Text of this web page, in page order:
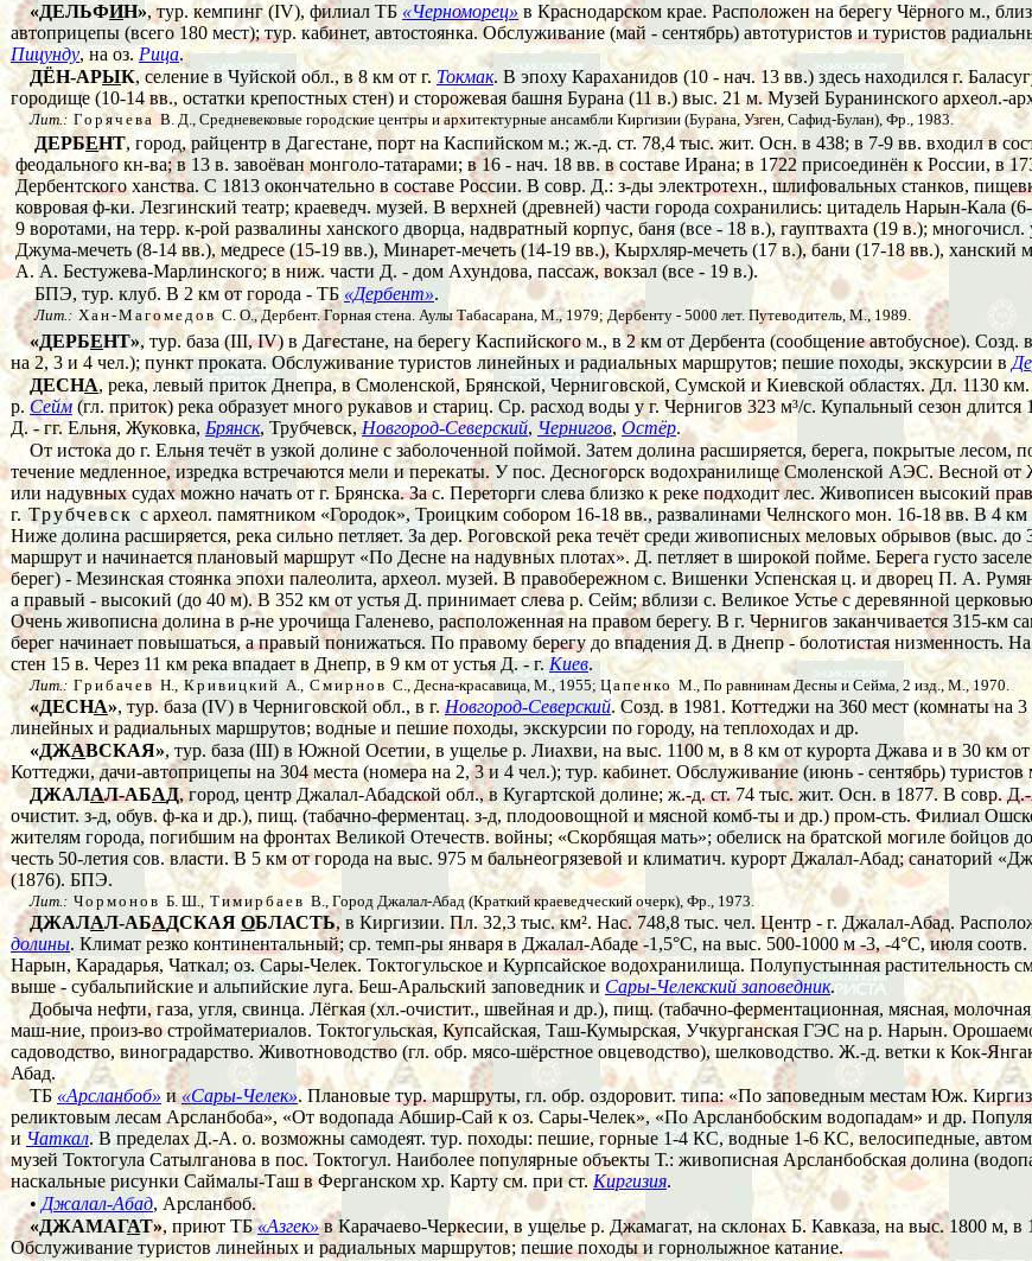
«ДЕЛЬФИН», тур. кемпинг (IV), филиал ТБ «Черноморец»в Краснодарском крае. Расположен на берегу Чёрного м.,
автоприцепы (всего 180 мест); тур. кабинет, автостоянка. Обслуживание (май - сентябрь) автотуристов и туристов
Пицунду, на оз. Рица.
ДЁН-АРЫК, селение в Чуйской обл., в 8 км от г. Токмак. В эпоху Караханидов (10 - нач. 13 вв.) здесь находился г.
городище (10-14 вв., остатки крепостных стен) и сторожевая башня Бурана (11 в.) выс. 21 м. Музей Буранинского археол.-
Лит.: Горячева В. Д., Средневековые городские центры и архитектурные ансамбли Киргизии (Бурана, Узген, Сафид-Булан), Фр., 1983.
ДЕРБЕНТ, город, райцентр в Дагестане, порт на Каспийском м.; ж.-д. ст. 78,4 тыс. жит. Осн. в 438; в 7-9 вв. входил в
феодального кн-ва; в 13 в. завоёван монголо-татарами; в 16 - нач. 18 вв. в составе Ирана; в 1722 присоединён к России, в
Дербентского ханства. С 1813 окончательно в составе России. В совр. Д.: з-ды электротехн., шлифовальных станков,
ковровая ф-ки. Лезгинский театр; краеведч. музей. В верхней (древней) части города сохранились: цитадель Нарын-
9 воротами, на терр. к-рой развалины ханского дворца, надвратный корпус, баня (все - 18 в.), гауптвахта (19 в.);
Джума-мечеть (8-14 вв.), медресе (15-19 вв.), Минарет-мечеть (14-19 вв.), Кырхляр-мечеть (17 в.), бани (17-18 вв.), ханский
А. А. Бестужева-Марлинского; в ниж. части Д. - дом Ахундова, пассаж, вокзал (все - 19 в.).
БПЭ, тур. клуб. В 2 км от города - ТБ «Дербент».
Лит.: Хан-Магомедов С. О., Дербент. Горная стена. Аулы Табасарана, М., 1979; Дербенту - 5000 лет. Путеводитель, М., 1989.
«ДЕРБЕНТ», тур. база (III, IV) в Дагестане, на берегу Каспийского м., в 2 км от Дербента (сообщение автобусное).
на 2, 3 и 4 чел.); пункт проката. Обслуживание туристов линейных и радиальных маршрутов; пешие походы, экскурсии в
ДЕСНА, река, левый приток Днепра, в Смоленской, Брянской, Черниговской, Сумской и Киевской областях. Дл. 1130
р. Сейм (гл. приток) река образует много рукавов и стариц. Ср. расход воды у г. Чернигов 323 м³/с. Купальный сезон
Д. - гг. Ельня, Жуковка, Брянск, Трубчевск,Новгород-Северский, Чернигов, Остёр.
От истока до г. Ельня течёт в узкой долине с заболоченной поймой. Затем долина расширяется, берега, покрытые
течение медленное, изредка встречаются мели и перекаты. У пос. Десногорск водохранилище Смоленской АЭС. Весной от
или надувных судах можно начать от г. Брянска. За с. Переторги слева близко к реке подходит лес. Живописен высокий
г.Трубчевск с археол. памятником «Городок», Троицким собором 16-18 вв., развалинами Челнского мон. 16-18 вв. В 4
Ниже долина расширяется, река сильно петляет. За дер. Роговской река течёт среди живописных меловых обрывов (выс.
маршрут и начинается плановый маршрут «По Десне на надувных плотах». Д. петляет в широкой пойме. Берега густо
берег) - Мезинская стоянка эпохи палеолита, археол. музей. В правобережном с. Вишенки Успенская ц. и дворец П. А.
а правый - высокий (до 40 м). В 352 км от устья Д. принимает слева р. Сейм; вблизи с. Великое Устье с деревянной
Очень живописна долина в р-не урочища Галенево, расположенная на правом берегу. В г. Чернигов заканчивается 315-км
берег начинает повышаться, а правый понижаться. По правому берегу до впадения Д. в Днепр - болотистая низменность.
стен 15 в. Через 11 км река впадает в Днепр, в 9 км от устья Д. - г.Киев.
Лит.: ГрибачевН., Кривицкий А., Смирнов С., Десна-красавица, М., 1955; Цапенко М., По равнинам Десны и Сейма, 2 изд., М., 1970.
«ДЕСНА», тур. база (IV) в Черниговской обл., в г.Новгород-Северский. Созд. в 1981. Коттеджи на 360 мест (комнаты на
линейных и радиальных маршрутов; водные и пешие походы, экскурсии по городу, на теплоходах и др.
«ДЖАВСКАЯ», тур. база (III) в Южной Осетии, в ущелье р. Лиахви, на выс. 1100 м, в 8 км от курорта Джава и в 30 км
Коттеджи, дачи-автоприцепы на 304 места (номера на 2, 3 и 4 чел.); тур. кабинет. Обслуживание (июнь - сентябрь)
ДЖАЛАЛ-АБАД, город, центр Джалал-Абадской обл., в Кугартской долине; ж.-д. ст. 74 тыс. жит. Осн. в 1877. В совр.
очистит. з-д, обув. ф-ка и др.), пищ. (табачно-ферментац. з-д, плодоовощной и мясной комб-ты и др.) пром-сть. Филиал
жителям города, погибшим на фронтах Великой Отечеств. войны; «Скорбящая мать»; обелиск на братской могиле бойцов
честь 50-летия сов. власти. В 5 км от города на выс. 975 м бальнеогрязевой и климатич. курорт Джалал-Абад; санаторий
(1876). БПЭ.
Лит.: Чормонов Б. Ш., Тимирбаев В., Город Джалал-Абад (Краткий краеведческий очерк), Фр., 1973.
ДЖАЛАЛ-АБАДСКАЯ ОБЛАСТЬ, в Киргизии. Пл. 32,3 тыс. км². Нас. 748,8 тыс. чел. Центр - г. Джалал-Абад.
долины. Климат резко континентальный; ср. темп-ры января в Джалал-Абаде-1,5°C, на выс. 500-1000 м -3, -4°C, июля
Нарын, Карадарья, Чаткал; оз. Сары-Челек. Токтогульское и Курпсайское водохранилища. Полупустынная растительность
выше - субальпийские и альпийские луга. Беш-Аральский заповедник и Сары-Челекский заповедник.
Добыча нефти, газа, угля, свинца. Лёгкая (хл.-очистит., швейная и др.), пищ. (табачно-ферментационная, мясная,
маш-ние, произ-во стройматериалов. Токтогульская, Купсайская, Таш-Кумырская, Учкурганская ГЭС на р. Нарын.
садоводство, виноградарство. Животноводство (гл. обр. мясо-шёрстное овцеводство), шелководство. Ж.-д. ветки к Кок-
Абад.
ТБ «Арсланбоб» и«Сары-Челек». Плановые тур. маршруты, гл. обр. оздоровит. типа: «По заповедным местам Юж.
реликтовым лесам Арсланбоба», «От водопада Абшир-Сай к оз. Сары-Челек», «По Арсланбобским водопадам» и др.
и Чаткал. В пределах Д.-А. о. возможны самодеят. тур. походы: пешие, горные 1-4 КС, водные 1-6 КС, велосипедные,
музей Токтогула Сатылганова в пос. Токтогул. Наиболее популярные объекты Т.: живописная Арсланбобская долина
наскальные рисунки Саймалы-Таш в Ферганском хр. Карту см. при ст.Киргизия.
• Джалал-Абад, Арсланбоб.
«ДЖАМАГАТ», приют ТБ«Азгек»в Карачаево-Черкесии, в ущелье р. Джамагат, на склонах Б. Кавказа, на выс. 1800 м,
Обслуживание туристов линейных и радиальных маршрутов; пешие походы и горнолыжное катание.